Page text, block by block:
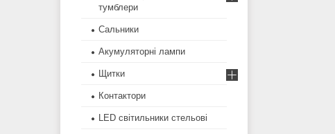
тумблери
Сальники
Акумуляторні лампи
Щитки
Контактори
LED світильники стельові